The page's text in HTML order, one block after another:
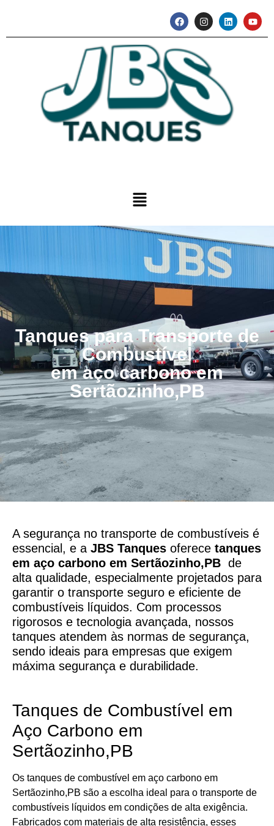
Tanques para Transporte de
Combustível
em aço carbono em
Sertãozinho,PB
A segurança no transporte de combustíveis é
essencial, e a JBS Tanques oferece tanques
em aço carbono em Sertãozinho,PB de
alta qualidade, especialmente projetados para
garantir o transporte seguro e eficiente de
combustíveis líquidos. Com processos
rigorosos e tecnologia avançada, nossos
tanques atendem às normas de segurança,
sendo ideais para empresas que exigem
máxima segurança e durabilidade.
Tanques de Combustível em
Aço Carbono em
Sertãozinho,PB
Os tanques de combustível em aço carbono em
Sertãozinho,PB são a escolha ideal para o transporte de
combustíveis líquidos em condições de alta exigência.
Fabricados com materiais de alta resistência, esses